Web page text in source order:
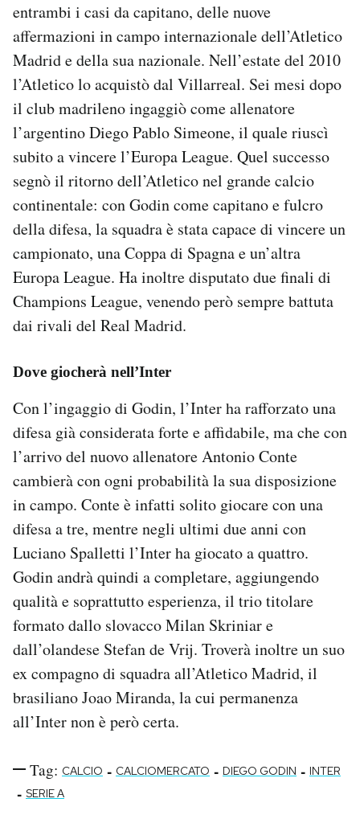
entrambi i casi da capitano, delle nuove
affermazioni in campo internazionale dell’Atletico
Madrid e della sua nazionale. Nell’estate del 2010
l’Atletico lo acquistò dal Villarreal. Sei mesi dopo
il club madrileno ingaggiò come allenatore
l’argentino Diego Pablo Simeone, il quale riuscì
subito a vincere l’Europa League. Quel successo
segnò il ritorno dell’Atletico nel grande calcio
continentale: con Godin come capitano e fulcro
della difesa, la squadra è stata capace di vincere un
campionato, una Coppa di Spagna e un’altra
Europa League. Ha inoltre disputato due finali di
Champions League, venendo però sempre battuta
dai rivali del Real Madrid.
Dove giocherà nell’Inter
Con l’ingaggio di Godin, l’Inter ha rafforzato una
difesa già considerata forte e affidabile, ma che con
l’arrivo del nuovo allenatore Antonio Conte
cambierà con ogni probabilità la sua disposizione
in campo. Conte è infatti solito giocare con una
difesa a tre, mentre negli ultimi due anni con
Luciano Spalletti l’Inter ha giocato a quattro.
Godin andrà quindi a completare, aggiungendo
qualità e soprattutto esperienza, il trio titolare
formato dallo slovacco Milan Skriniar e
dall’olandese Stefan de Vrij. Troverà inoltre un suo
ex compagno di squadra all’Atletico Madrid, il
brasiliano Joao Miranda, la cui permanenza
all’Inter non è però certa.
Tag: CALCIO - CALCIOMERCATO - DIEGO GODIN - INTER
- SERIE A